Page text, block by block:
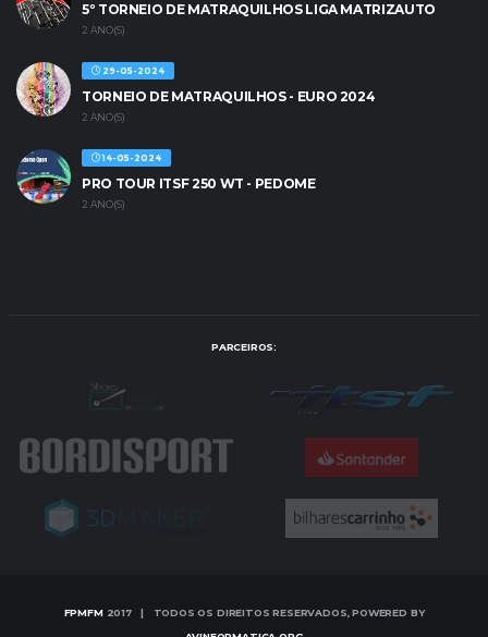
5º TORNEIO DE MATRAQUILHOS LIGA MATRIZAUTO
2 ANO(S)
29-05-2024
TORNEIO DE MATRAQUILHOS - EURO 2024
2 ANO(S)
14-05-2024
PRO TOUR ITSF 250 WT - PEDOME
2 ANO(S)
PARCEIROS:
FPMFM2017 | TODOS OS DIREITOS RESERVADOS, POWERED BY